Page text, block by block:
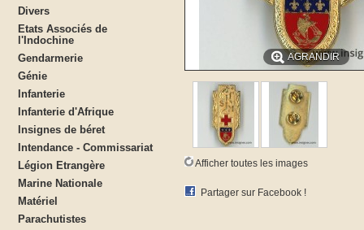
Divers
Etats Associés de
l'Indochine
Gendarmerie
Génie
Infanterie
Infanterie d'Afrique
Insignes de béret
Intendance - Commissariat
Légion Etrangère
Marine Nationale
Matériel
Parachutistes
AGRANDIR
Afficher toutes les images
Partager sur Facebook !